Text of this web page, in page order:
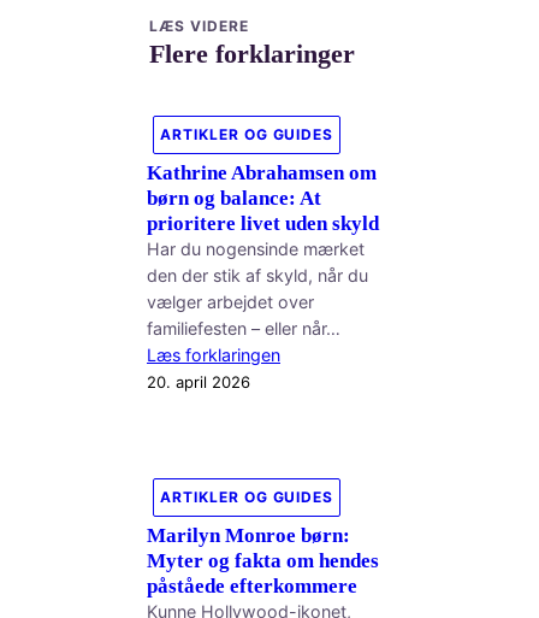
LÆS VIDERE
Flere forklaringer
ARTIKLER OG GUIDES
Kathrine Abrahamsen om
børn og balance: At
prioritere livet uden skyld
Har du nogensinde mærket
den der stik af skyld, når du
vælger arbejdet over
familiefesten – eller når…
Læs forklaringen
20. april 2026
ARTIKLER OG GUIDES
Marilyn Monroe børn:
Myter og fakta om hendes
påståede efterkommere
Kunne Hollywood-ikonet,